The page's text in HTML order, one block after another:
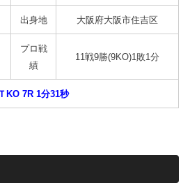
出身地 大阪府大阪市住吉区
プロ戦
績
11戦9勝(9KO)1敗1分
ＴKO 7R 1分31秒